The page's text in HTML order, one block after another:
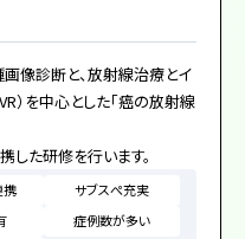
一般的な小児医療と地域医
画像診断と、放射線治療とイ
）を中心とした「癌の放射線
た研修を行います。
携
サブスぺ充実
症例数が多い